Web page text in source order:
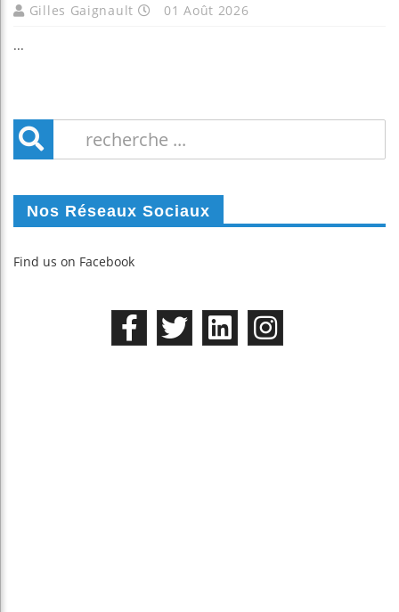
Gilles Gaignault 01 Août 2026
...
Nos Réseaux Sociaux
Find us on Facebook